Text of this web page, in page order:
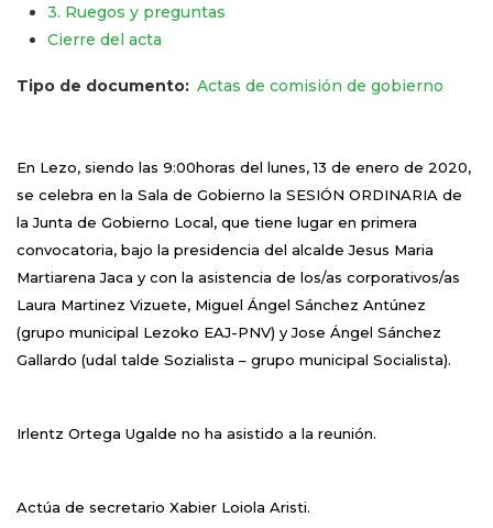
3. Ruegos y preguntas
Cierre del acta
Tipo de documento Actas de comisión de gobierno
En Lezo, siendo las 9:00horas del lunes, 13 de enero de 2020,
se celebra en la Sala de Gobierno la SESIÓN ORDINARIA de
la Junta de Gobierno Local, que tiene lugar en primera
convocatoria, bajo la presidencia del alcalde Jesus Maria
Martiarena Jaca y con la asistencia de los/as corporativos/as
Laura Martinez Vizuete, Miguel Ángel Sánchez Antúnez
(grupo municipal Lezoko EAJ-PNV) y Jose Ángel Sánchez
Gallardo (udal talde Sozialista – grupo municipal Socialista).
Irlentz Ortega Ugalde no ha asistido a la reunión.
Actúa de secretario Xabier Loiola Aristi.